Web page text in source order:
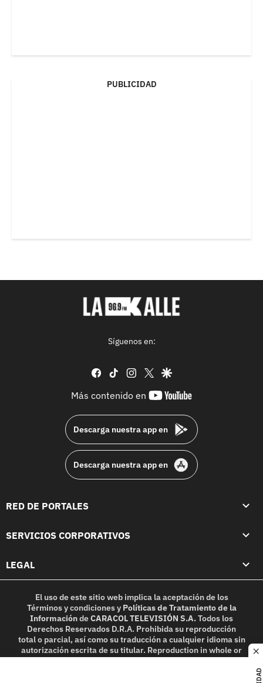
PUBLICIDAD
Síguenos en:
facebook
tiktok instagram
twittergoogle
Más contenido en
youtube-
Descarga nuestra app en
Descarga nuestra app en
RED DE PORTALES
SERVICIOS CORPORATIVOS
LEGAL
El uso de este sitio web implica la aceptación de los
Términos y condicionesy Políticas de Tratamiento de la
InformacióndeCARACOL TELEVISIÓN S.A.Todos los
Derechos Reservados D.R.A. Prohibida su reproducción
total o parcial, así como su traducción a cualquier idioma sin
autorización escrita de su titular. Reproduction in whole or
in part, or translation without written permission is